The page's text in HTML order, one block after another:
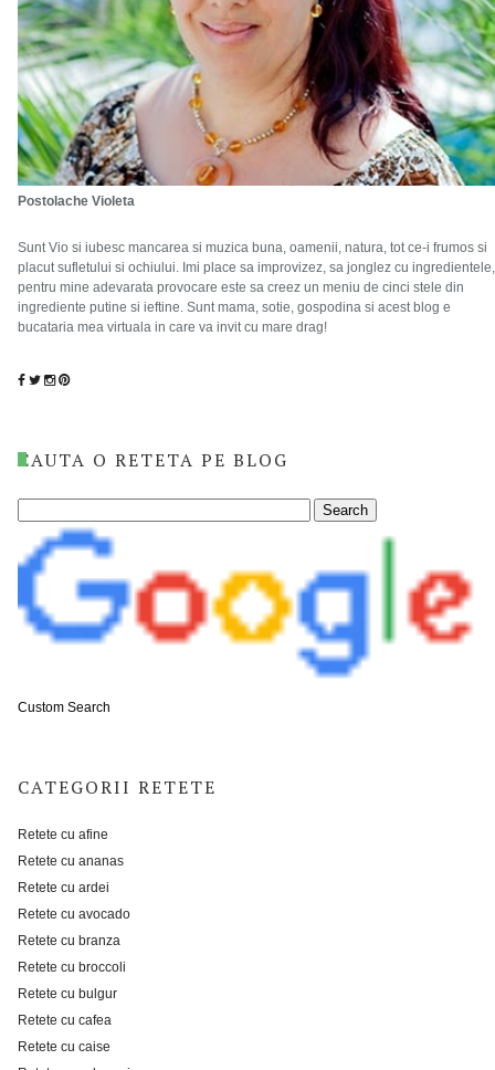
Postolache Violeta
Sunt Vio si iubesc mancarea si muzica buna, oamenii, natura, tot ce-i frumos si
placut sufletului si ochiului. Imi place sa improvizez, sa jonglez cu ingredientele,
pentru mine adevarata provocare este sa creez un meniu de cinci stele din
ingrediente putine si ieftine. Sunt mama, sotie, gospodina si acest blog e
bucataria mea virtuala in care va invit cu mare drag!
CAUTA O RETETA PE BLOG
Custom Search
CATEGORII RETETE
Retete cu afine
Retete cu ananas
Retete cu ardei
Retete cu avocado
Retete cu branza
Retete cu broccoli
Retete cu bulgur
Retete cu cafea
Retete cu caise